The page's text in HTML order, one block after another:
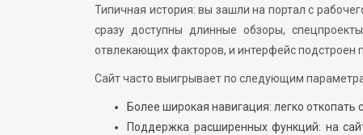
Типичная история: вы зашли на портал с
сразу доступны длинные обзоры,
отвлекающих факторов, и интерфейс подстроен
Сайт часто выигрывает по следующим
Более широкая навигация: легко откопать
Поддержка расширенных функций: на